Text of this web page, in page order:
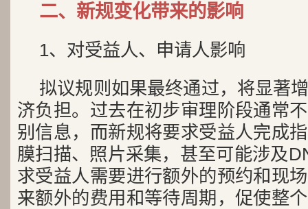
二、新规变化带来的影响
1、对受益人、申请人影响
拟议规则如果最终通过，将显著
济负担。过去在初步审理阶段通常
别信息，而新规将要求受益人完成
膜扫描、照片采集，甚至可能涉及
求受益人需要进行额外的预约和现
来额外的费用和等待周期，促使整